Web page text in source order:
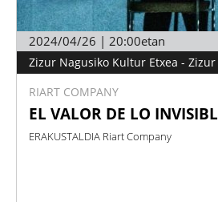
2024/04/26 | 20:00etan
Zizur Nagusiko Kultur Etxea -
RIART COMPANY
EL VALOR DE LO
ERAKUSTALDIA Riart Company